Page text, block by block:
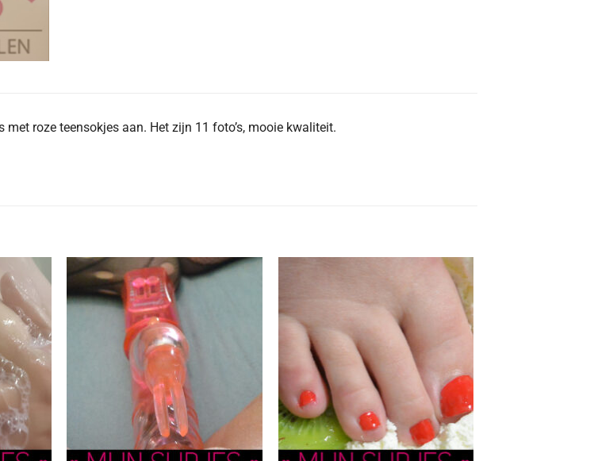
met roze teensokjes aan. Het zijn 11 foto’s, mooie kwaliteit.
Aan
toevoegen